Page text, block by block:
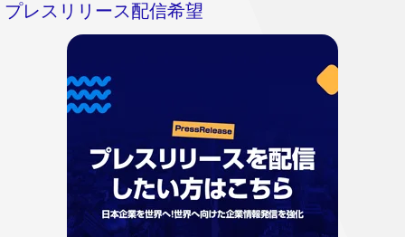
プレスリリース配信希望